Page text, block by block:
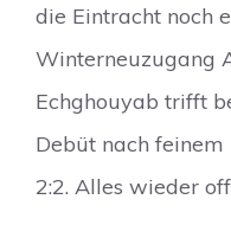
die Eintracht noch
Winterneuzugang
Echghouyab trifft
Debüt nach feinem
2:2. Alles wieder